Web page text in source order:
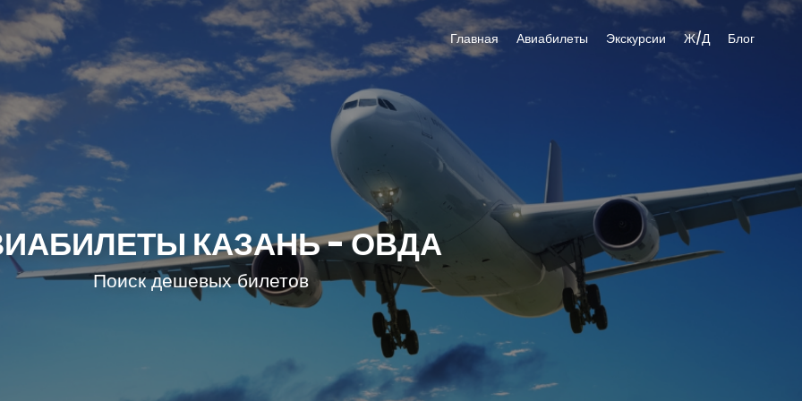
Главная Авиабилеты Экскурсии Ж/Д Блог
КАЗАНЬ - ОВДА
Поиск дешевых билетов